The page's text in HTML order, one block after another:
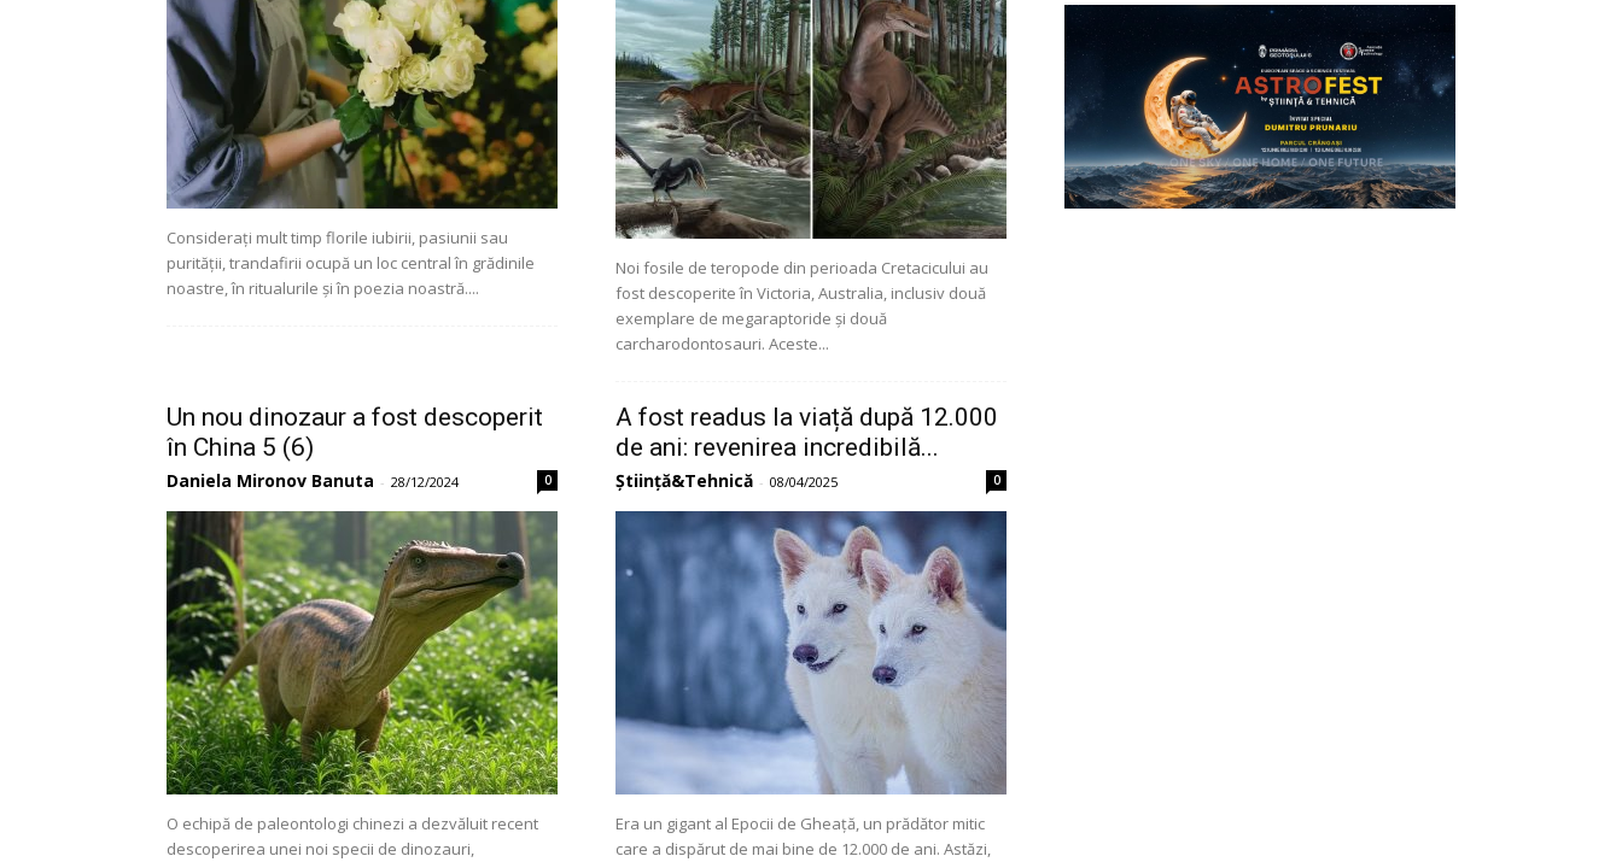
Considerați mult timp florile iubirii, pasiunii sau
purității, trandafirii ocupă un loc central în grădinile
noastre, în ritualurile și în poezia noastră....
Noi fosile de teropode din perioada Cretacicului au
fost descoperite în Victoria, Australia, inclusiv două
exemplare de megaraptoride și două
carcharodontosauri. Aceste...
Un nou dinozaur a fost descoperit
în China 5 (6)
Daniela Mironov Banuta - 28/12/2024 0
O echipă de paleontologi chinezi a dezvăluit recent
descoperirea unei noi specii de dinozauri,
A fost readus la viață după 12.000
de ani: revenirea incredibilă...
Știință&Tehnică - 08/04/2025 0
Era un gigant al Epocii de Gheață, un prădător mitic
care a dispărut de mai bine de 12.000 de ani. Astăzi,